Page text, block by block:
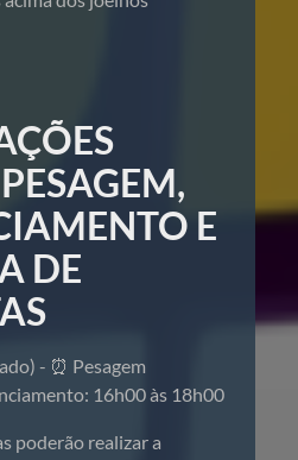
E
DE
- ⏰ Pesagem
16h00 às 18h00
poderão realizar a